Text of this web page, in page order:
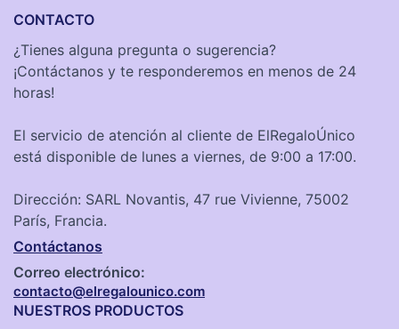
CONTACTO
¿Tienes alguna pregunta o sugerencia?
¡Contáctanos y te responderemos en menos de 24
horas!
El servicio de atención al cliente de ElRegaloÚnico
está disponible de lunes a viernes, de 9:00 a 17:00.
Dirección: SARL Novantis, 47 rue Vivienne, 75002
París, Francia.
Contáctanos
Correo electrónico:
contacto@elregalounico.com
NUESTROS PRODUCTOS